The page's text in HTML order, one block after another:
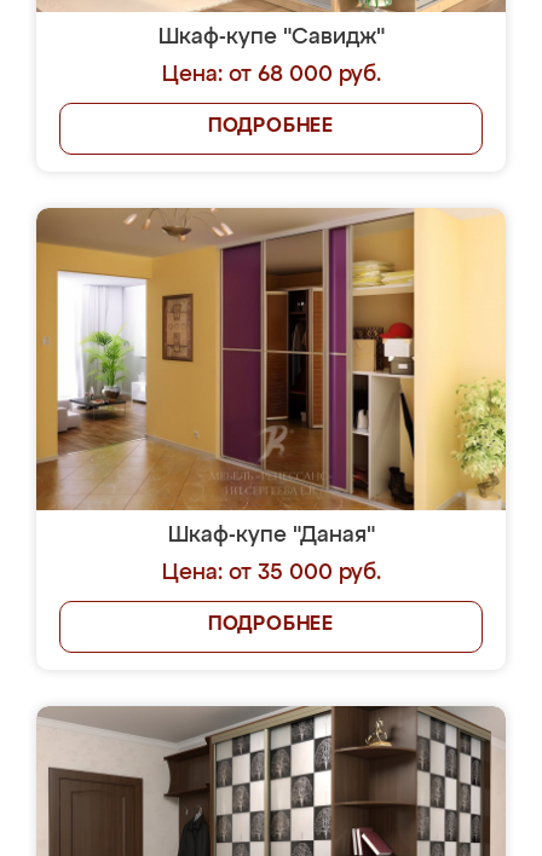
Шкаф-купе "Савидж"
Цена: от 68 000 руб.
ПОДРОБНЕЕ
Шкаф-купе "Даная"
Цена: от 35 000 руб.
ПОДРОБНЕЕ